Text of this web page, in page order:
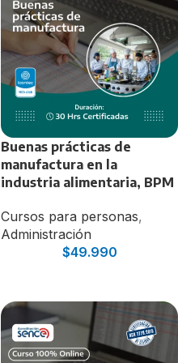
Buenas prácticas de
manufactura en la
industria alimentaria, BPM
Cursos para personas,
Administración
$49.990